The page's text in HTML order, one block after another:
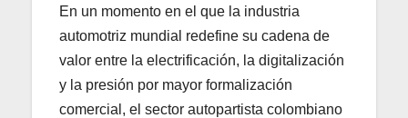
En un momento en el que la industria
automotriz mundial redefine su cadena de
valor entre la electrificación, la digitalización
y la presión por mayor formalización
comercial, el sector autopartista colombiano